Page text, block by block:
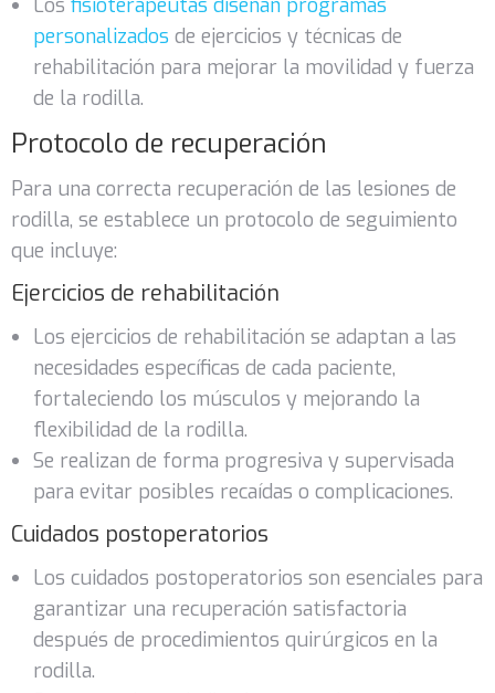
Los fisioterapeutas diseñan programas
personalizados de ejercicios y técnicas de
rehabilitación para mejorar la movilidad y fuerza
de la rodilla.
Protocolo de recuperación
Para una correcta recuperación de las lesiones de
rodilla, se establece un protocolo de seguimiento
que incluye:
Ejercicios de rehabilitación
Los ejercicios de rehabilitación se adaptan a las
necesidades específicas de cada paciente,
fortaleciendo los músculos y mejorando la
flexibilidad de la rodilla.
Se realizan de forma progresiva y supervisada
para evitar posibles recaídas o complicaciones.
Cuidados postoperatorios
Los cuidados postoperatorios son esenciales para
garantizar una recuperación satisfactoria
después de procedimientos quirúrgicos en la
rodilla.